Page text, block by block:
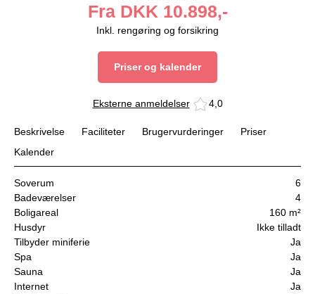
Fra DKK 10.898,-
Inkl. rengøring og forsikring
Priser og kalender
Eksterne anmeldelser 4,0
Beskrivelse Faciliteter Brugervurderinger
Priser
Kalender
Soverum
6
Badeværelser
4
Boligareal
160 m²
Husdyr
Ikke tilladt
Tilbyder miniferie
Ja
Spa
Ja
Sauna
Ja
Internet
Ja